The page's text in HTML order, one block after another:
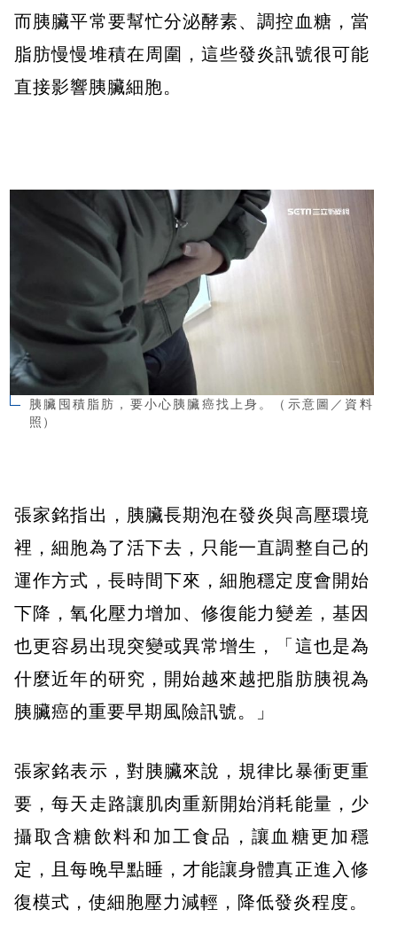
而胰臟平常要幫忙分泌酵素、調控血糖，當
脂肪慢慢堆積在周圍，這些發炎訊號很可能
直接影響胰臟細胞。
胰臟囤積脂肪，要小心胰臟癌找上身。（示意圖／資料
照）
張家銘指出，胰臟長期泡在發炎與高壓環境
裡，細胞為了活下去，只能一直調整自己的
運作方式，長時間下來，細胞穩定度會開始
下降，氧化壓力增加、修復能力變差，基因
也更容易出現突變或異常增生，「這也是為
什麼近年的研究，開始越來越把脂肪胰視為
胰臟癌的重要早期風險訊號。」
張家銘表示，對胰臟來說，規律比暴衝更重
要，每天走路讓肌肉重新開始消耗能量，少
攝取含糖飲料和加工食品，讓血糖更加穩
定，且每晚早點睡，才能讓身體真正進入修
復模式，使細胞壓力減輕，降低發炎程度。